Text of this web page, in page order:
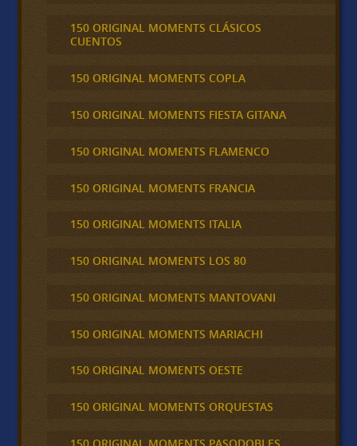
150 ORIGINAL MOMENTS CLÁSICOS
CUENTOS
150 ORIGINAL MOMENTS COPLA
150 ORIGINAL MOMENTS FIESTA GITANA
150 ORIGINAL MOMENTS FLAMENCO
150 ORIGINAL MOMENTS FRANCIA
150 ORIGINAL MOMENTS ITALIA
150 ORIGINAL MOMENTS LOS 80
150 ORIGINAL MOMENTS MANTOVANI
150 ORIGINAL MOMENTS MARIACHI
150 ORIGINAL MOMENTS OESTE
150 ORIGINAL MOMENTS ORQUESTAS